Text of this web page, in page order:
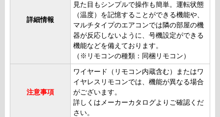
詳細情報
見た目もシンプルで操作も簡単。運転状態
（温度）を記憶することができる機能や、
マルチタイプのエアコンでは隣の部屋の機
器が反応しないように、号機設定ができる
機能などを備えております。
（※リモコンの種類：同梱リモコン）
注意事項
ワイヤード（リモコン内蔵含む）またはワ
イヤレスリモコンでは、機能が異なる場合
がございます。
詳しくはメーカーカタログよりご確認くだ
さい。